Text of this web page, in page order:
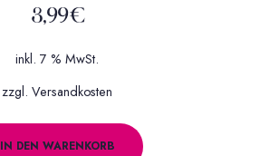
3,99€
inkl. 7 % MwSt.
zzgl. Versandkosten
IN DEN WARENKORB